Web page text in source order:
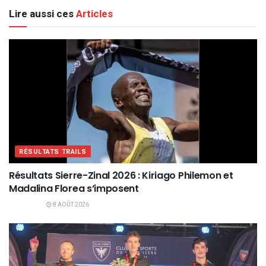
Lire aussi cesArticles
RÉSULTATS TRAILS
Résultats Sierre-Zinal 2026 : Kiriago Philemon et
Madalina Florea s’imposent
8 AOÛT 2026